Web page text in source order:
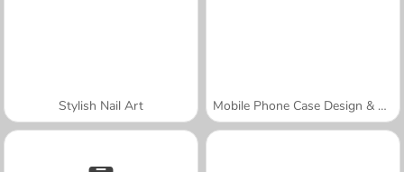
Stylish Nail Art Mobile Phone Case Design & DIY